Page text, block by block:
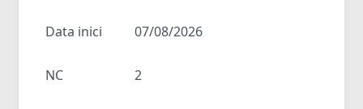
Data inici 07/08/2026
NC 2